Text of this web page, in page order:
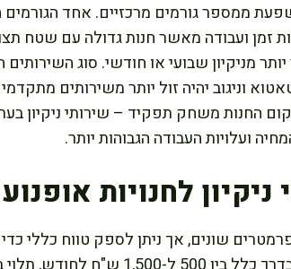
ממספר גורמים מרכזיים. אחד
זמן ועבודה מאשר חנות גדולה עם שטח
יותר מניקיון שבועי או חודשי. סוג
וניגוב יהיה זול יותר משירותים
החנות משחק תפקיד – שירותי ניקיון
ועלויות העבודה הגבוהות יותר.
לחנויות
שונים, אך ניתן לספק טווח כללי